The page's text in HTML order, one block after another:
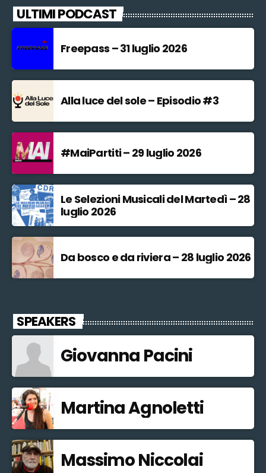
ULTIMI PODCAST
Freepass – 31 luglio 2026
Alla luce del sole – Episodio #3
#MaiPartiti – 29 luglio 2026
Le Selezioni Musicali del Martedì – 28
luglio 2026
Da bosco e da riviera – 28 luglio 2026
SPEAKERS
Giovanna Pacini
Martina Agnoletti
Massimo Niccolai